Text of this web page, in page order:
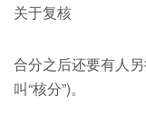
关于复核
合分之后还要有人
叫“核分”)。